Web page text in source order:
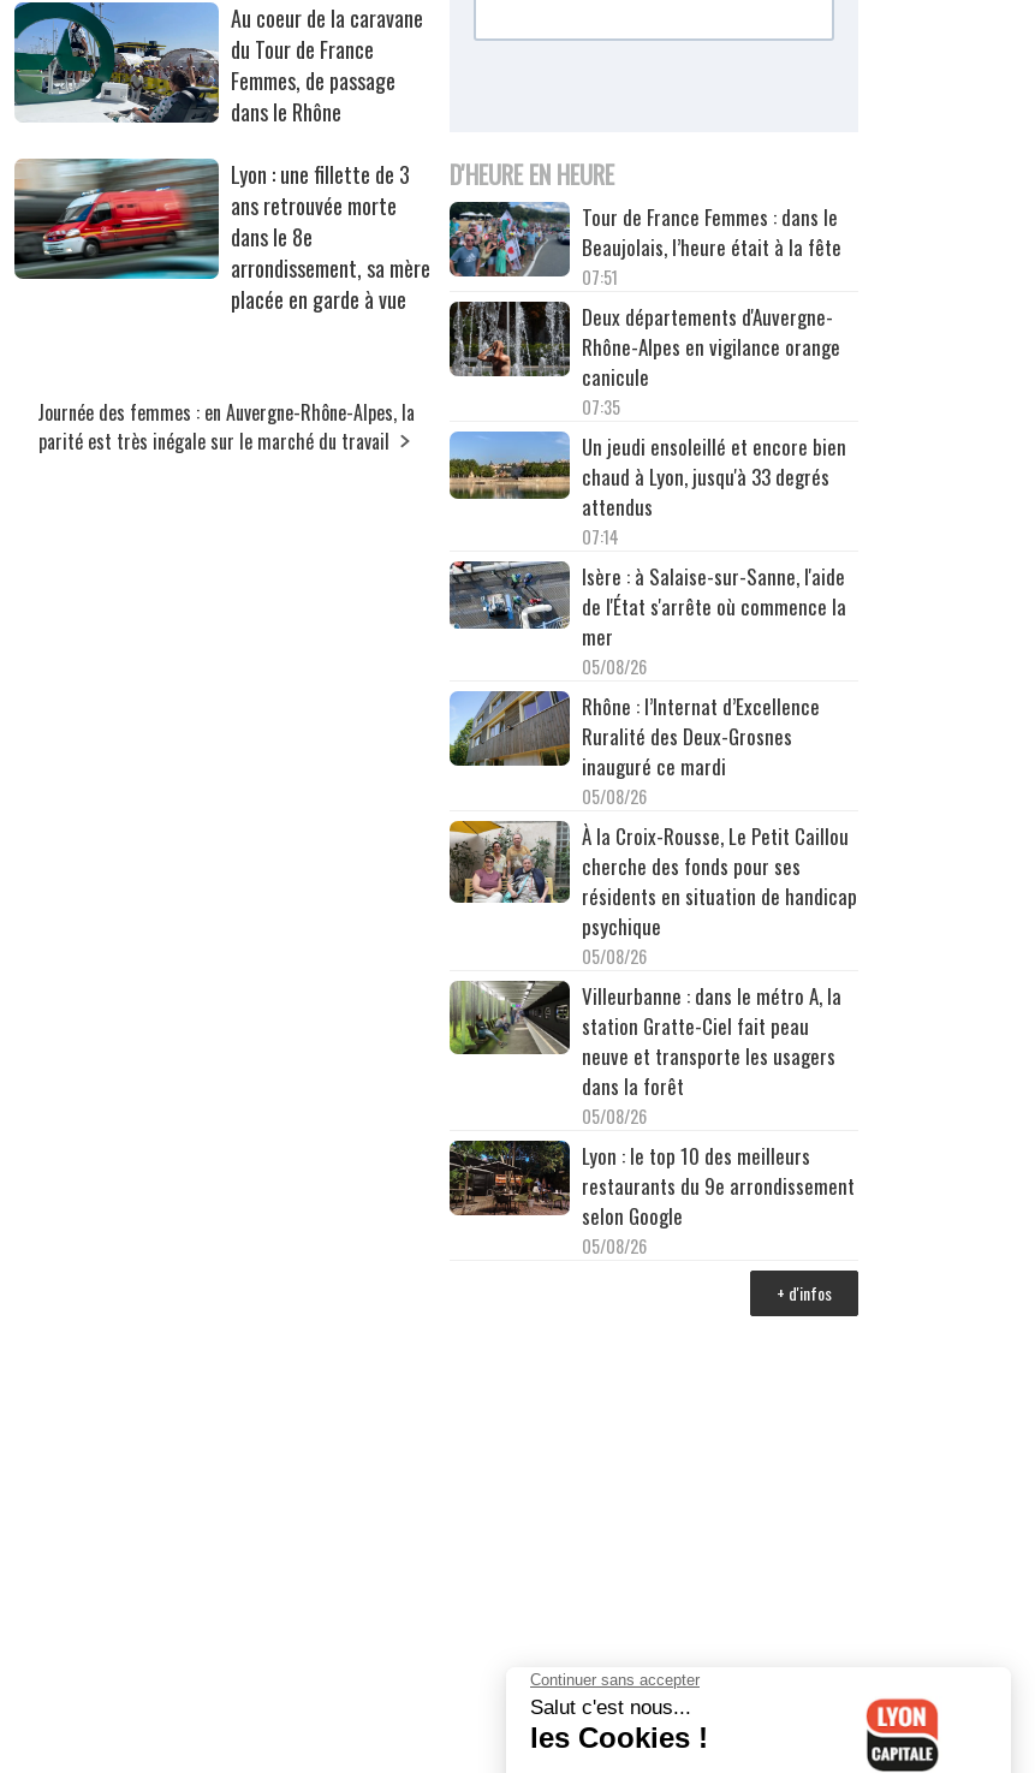
Au coeur de la caravane
du Tour de France
Femmes, de passage
dans le Rhône
Lyon : une fillette de 3
ans retrouvée morte
dans le 8e
arrondissement, sa mère
placée en garde à vue
Journée des femmes : en Auvergne-Rhône-Alpes, la
parité est très inégale sur le marché du travail
D'HEURE EN HEURE
Tour de France Femmes : dans le
Beaujolais, l’heure était à la fête
07:51
Deux départements d'Auvergne-
Rhône-Alpes en vigilance orange
canicule
07:35
Un jeudi ensoleillé et encore bien
chaud à Lyon, jusqu'à 33 degrés
attendus
07:14
Isère : à Salaise-sur-Sanne, l'aide
de l'État s'arrête où commence la
mer
05/08/26
Rhône : l’Internat d’Excellence
Ruralité des Deux-Grosnes
inauguré ce mardi
05/08/26
À la Croix-Rousse, Le Petit Caillou
cherche des fonds pour ses
résidents en situation de handicap
psychique
05/08/26
Villeurbanne : dans le métro A, la
station Gratte-Ciel fait peau
neuve et transporte les usagers
dans la forêt
05/08/26
Lyon : le top 10 des meilleurs
restaurants du 9e arrondissement
selon Google
05/08/26
+ d'infos